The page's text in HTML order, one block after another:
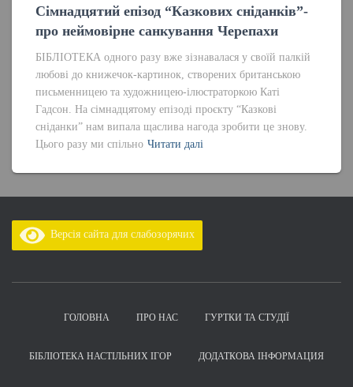
Сімнадцятий епізод “Казкових сніданків”-
про неймовірне санкування Черепахи
БІБЛІОТЕКА одного разу вже зізнавалася у своїй палкій
любові до книжечок-картинок, створених британською
письменницею та художницею-ілюстраторкою Каті
Гадсон. На сімнадцятому епізоді проєкту “Казкові
сніданки” нам випала щаслива нагода зробити це знову.
Цього разу ми спільно Читати далі
Версія сайта для слабозорячих
ГОЛОВНА ПРО НАС ГУРТКИ ТА СТУДІЇ
БІБЛІОТЕКА НАСТІЛЬНИХ ІГОР ДОДАТКОВА ІНФОРМАЦИЯ